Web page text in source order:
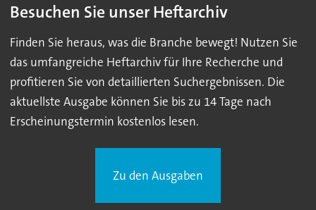
Besuchen Sie unser Heftarchiv
Finden Sie heraus, was die Branche bewegt! Nutzen Sie
das umfangreiche Heftarchiv für Ihre Recherche und
profitieren Sie von detaillierten Suchergebnissen. Die
aktuellste Ausgabe können Sie bis zu 14 Tage nach
Erscheinungstermin kostenlos lesen.
Zu den Ausgaben